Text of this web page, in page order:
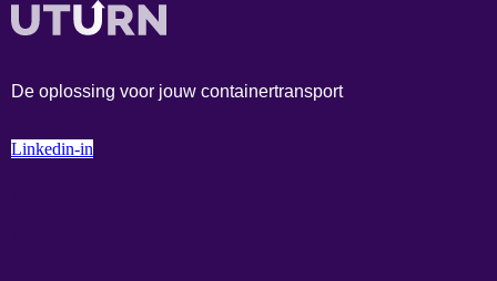
De oplossing voor jouw containertransport
Linkedin-in